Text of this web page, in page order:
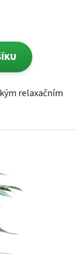
relaxačním